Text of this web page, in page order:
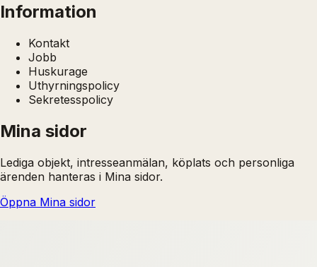
Information
Kontakt
Jobb
Huskurage
Uthyrningspolicy
Sekretesspolicy
Mina sidor
Lediga objekt, intresseanmälan, köplats och personliga
ärenden hanteras i Mina sidor.
Öppna Mina sidor